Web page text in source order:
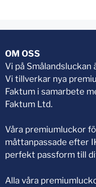
OM OSS
Vi på
Vi tillverkar nya
Faktum i samarbete
Faktum Ltd.
Våra premiumluckor
måttanpassade efter
perfekt passform till
Alla våra